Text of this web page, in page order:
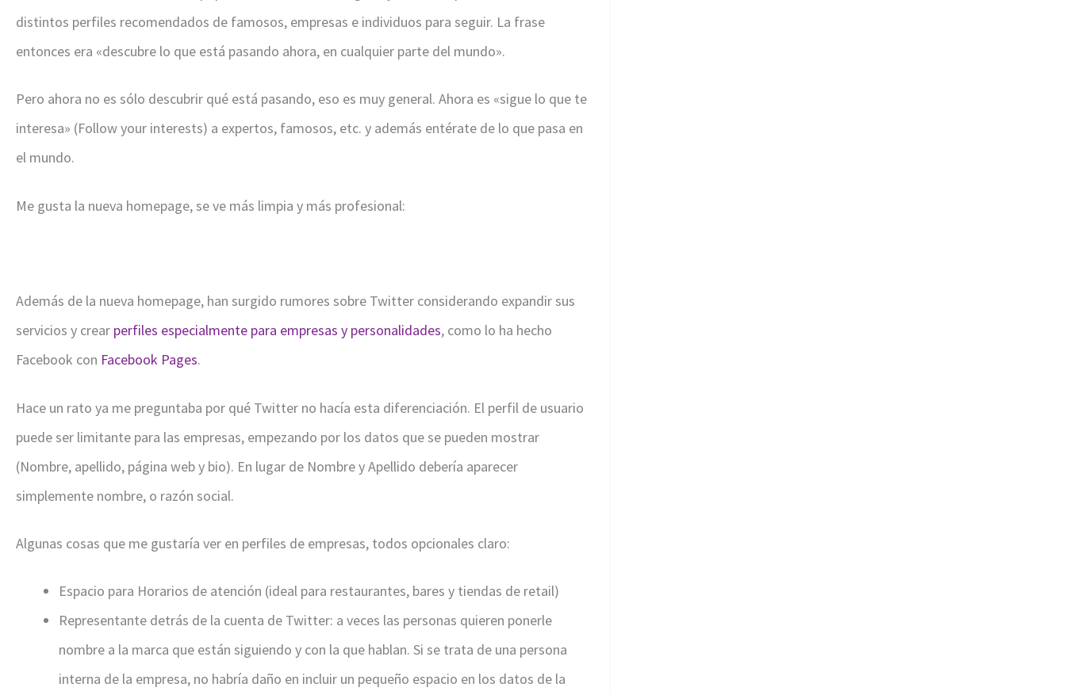
distintos perfiles recomendados de famosos, empresas e individuos para seguir. La frase
entonces era «descubre lo que está pasando ahora, en cualquier parte del mundo».
Pero ahora no es sólo descubrir qué está pasando, eso es muy general. Ahora es «sigue lo que te
interesa» (Follow your interests) a expertos, famosos, etc. y además entérate de lo que pasa en
el mundo.
Me gusta la nueva homepage, se ve más limpia y más profesional:
Además de la nueva homepage, han surgido rumores sobre Twitter considerando expandir sus
servicios y crear perfiles especialmente para empresas y personalidades, como lo ha hecho
Facebook con Facebook Pages.
Hace un rato ya me preguntaba por qué Twitter no hacía esta diferenciación. El perfil de usuario
puede ser limitante para las empresas, empezando por los datos que se pueden mostrar
(Nombre, apellido, página web y bio). En lugar de Nombre y Apellido debería aparecer
simplemente nombre, o razón social.
Algunas cosas que me gustaría ver en perfiles de empresas, todos opcionales claro:
Espacio para Horarios de atención (ideal para restaurantes, bares y tiendas de retail)
Representante detrás de la cuenta de Twitter: a veces las personas quieren ponerle
nombre a la marca que están siguiendo y con la que hablan. Si se trata de una persona
interna de la empresa, no habría daño en incluir un pequeño espacio en los datos de la